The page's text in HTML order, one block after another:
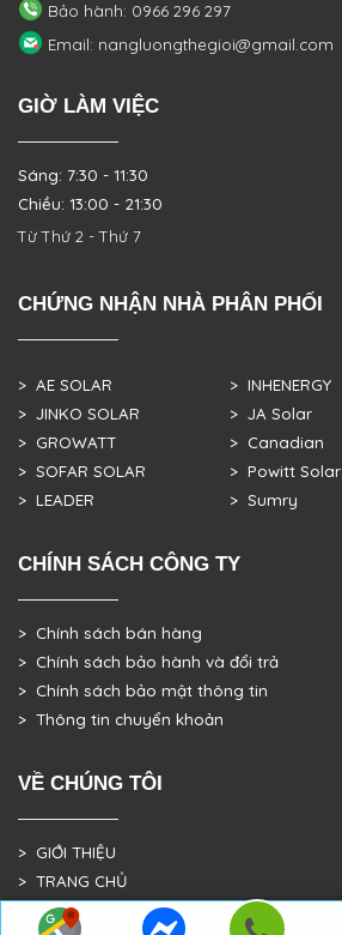
Bảo hành: 0966 296 297
Email: nangluongthegioi@gmail.com
GIỜ LÀM VIỆC
Sáng: 7:30 - 11:30
Chiều: 13:00 - 21:30
Từ Thứ 2 - Thứ 7
CHỨNG NHẬN NHÀ PHÂN PHỐI
> AE SOLAR
> JINKO SOLAR
> GROWATT
> SOFAR SOLAR
> LEADER
> INHENERGY
> JA Solar
> Canadian
> Powitt Solar
> Sumry
CHÍNH SÁCH CÔNG TY
> Chính sách bán hàng
> Chính sách bảo hành và đổi trả
> Chính sách bảo mật thông tin
> Thông tin chuyển khoản
VỀ CHÚNG TÔI
> GIỚI THIỆU
> TRANG CHỦ
> DỰ ÁN THỰC TẾ